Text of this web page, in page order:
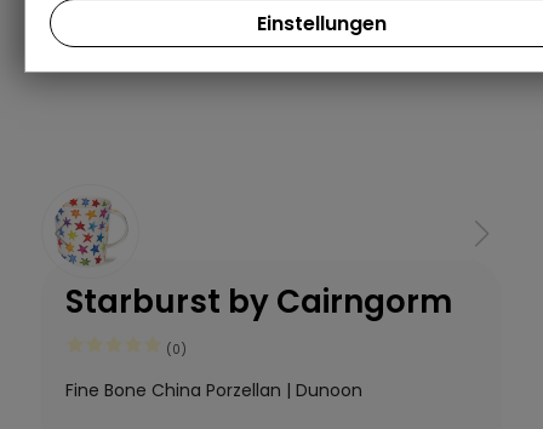
Starburst by Cairngorm
(0)
Fine Bone China Porzellan | Dunoon
Einstellungen